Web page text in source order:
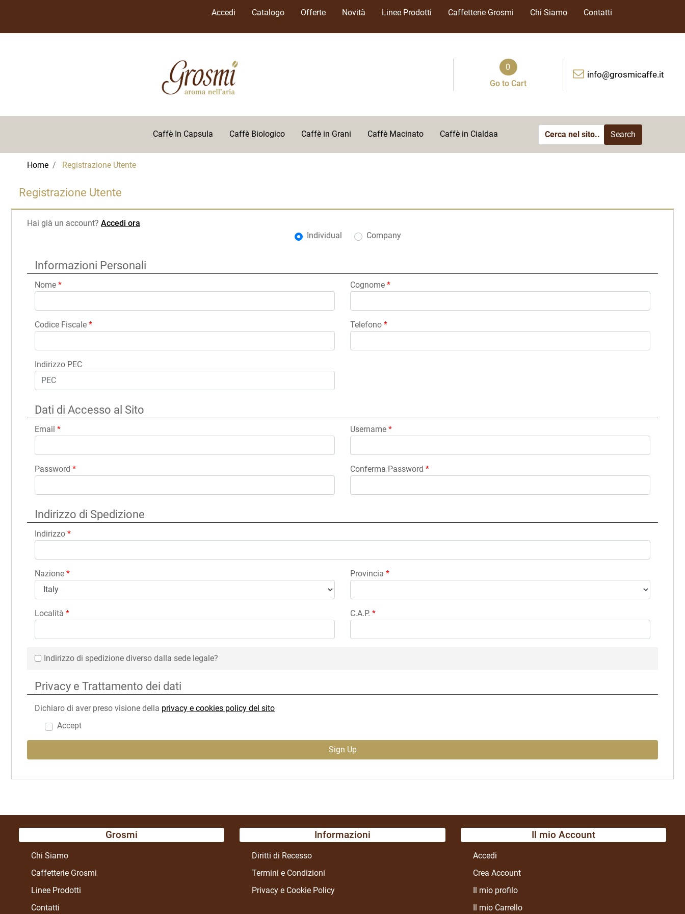
Accedi Catalogo Offerte Novità Linee Prodotti Caffetterie Grosmi Chi Siamo Contatti
0
Go to Cart
info@grosmicaffe.it
Caffè In Capsula Caffè Biologico Caffè in Grani Caffè Macinato Caffè in Cialdaa
Home Registrazione Utente
Registrazione Utente
Hai già un account? Accedi ora
User type
Individual Company
Informazioni Personali
Nome * Cognome *
Codice Fiscale * Telefono *
Indirizzo PEC
Dati di Accesso al Sito
Email * Username *
Password * Conferma Password *
Indirizzo di Spedizione
Indirizzo *
Nazione * Provincia *
Località * C.A.P. *
Indirizzo di spedizione diverso dalla sede legale?
Privacy e Trattamento dei dati
Dichiaro di aver preso visione della privacy e cookies policy del sito
Accept
Grosmi
Chi Siamo
Caffetterie Grosmi
Linee Prodotti
Contatti
Informazioni
Diritti di Recesso
Termini e Condizioni
Privacy e Cookie Policy
Il mio Account
Accedi
Crea Account
Il mio profilo
Il mio Carrello